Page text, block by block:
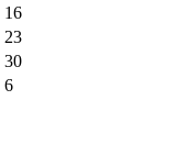
16
23
30
6